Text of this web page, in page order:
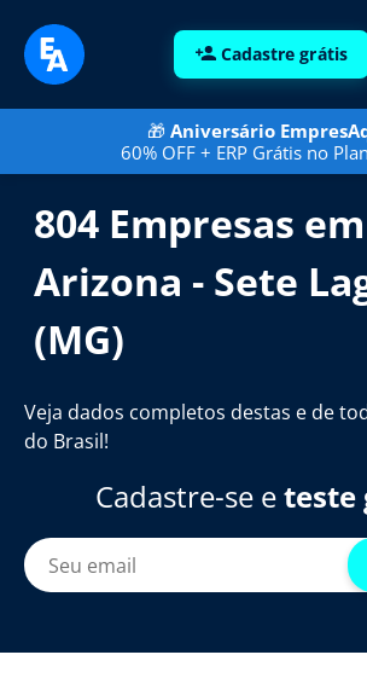
Cadastre grátis
🎁 Aniversário
60% OFF + ERP Grátis no
804 Empresas
Arizona - Sete
(MG)
Veja dados completos destas e de
do Brasil!
Cadastre-se eteste